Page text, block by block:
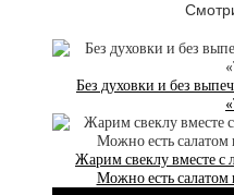
Без духовки и без
Жарим свеклу вместе с
Можно есть салатом